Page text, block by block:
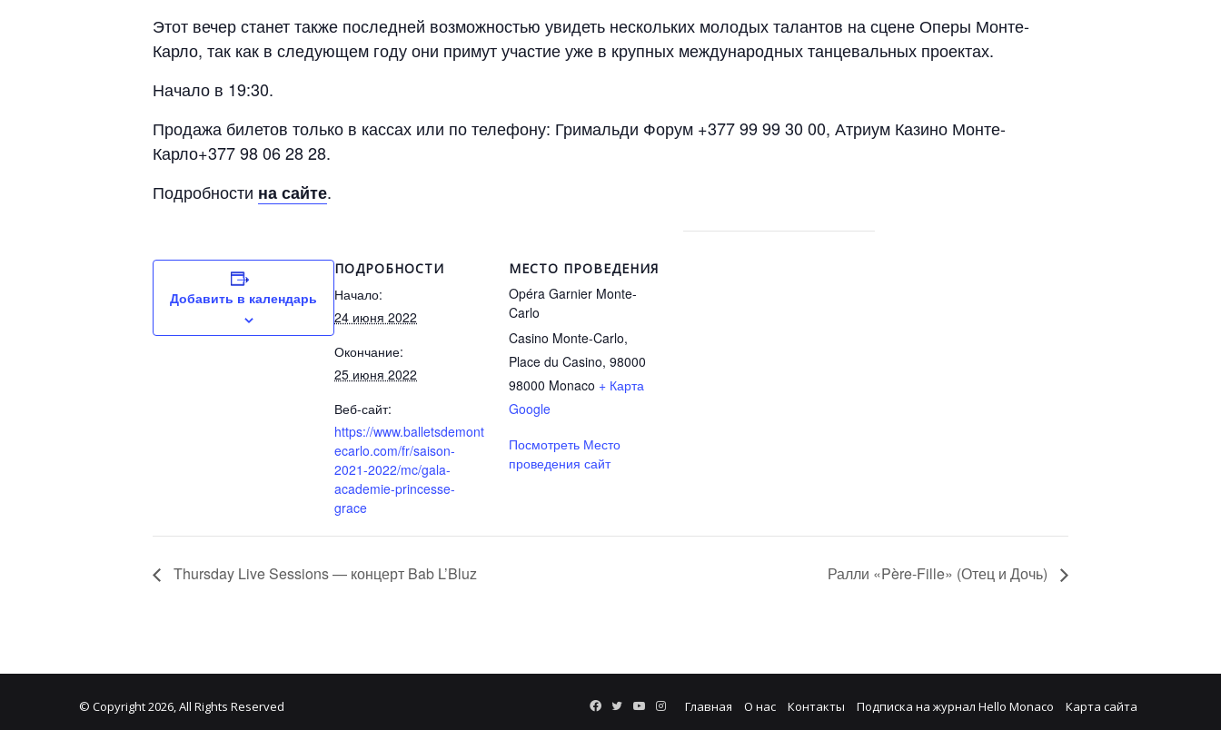
Этот вечер станет также последней возможностью увидеть нескольких молодыхталантов на сцене Оперы Монте-
Карло, так как в следующем году они примут участие уже в крупных международных танцевальных проектах.
Начало в 19:30.
Продажа билетов только в кассах или по телефону: Гримальди Форум +377 99 99 30 00, Атриум Казино Монте-
Карло+377 98 06 28 28.
Подробности на сайте.
Добавить в календарь
ПОДРОБНОСТИ
Начало:
24 июня 2022
Окончание:
25 июня 2022
Веб-сайт:
https://www.balletsdemont
ecarlo.com/fr/saison-
2021-2022/mc/gala-
academie-princesse-
grace
МЕСТО ПРОВЕДЕНИЯ
Opéra Garnier Monte-
Carlo
Casino Monte-Carlo,
Place du Casino, 98000
98000 Monaco + Карта
Google
Посмотреть Место
проведения сайт
Thursday Live Sessions — концерт Bab L’Bluz Ралли «Père-Fille» (Отец и Дочь)
© Copyright 2026, All Rights Reserved Главная О нас Контакты Подписка на журнал Hello Monaco Карта сайта
Facebook
TwitterYouTube
Instagram